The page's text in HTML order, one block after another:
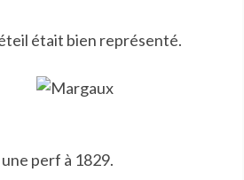
était bien représenté.
perf à 1829.